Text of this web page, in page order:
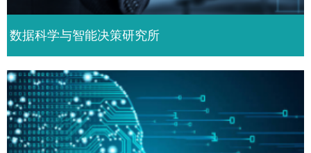
数据科学与智能决策研究所